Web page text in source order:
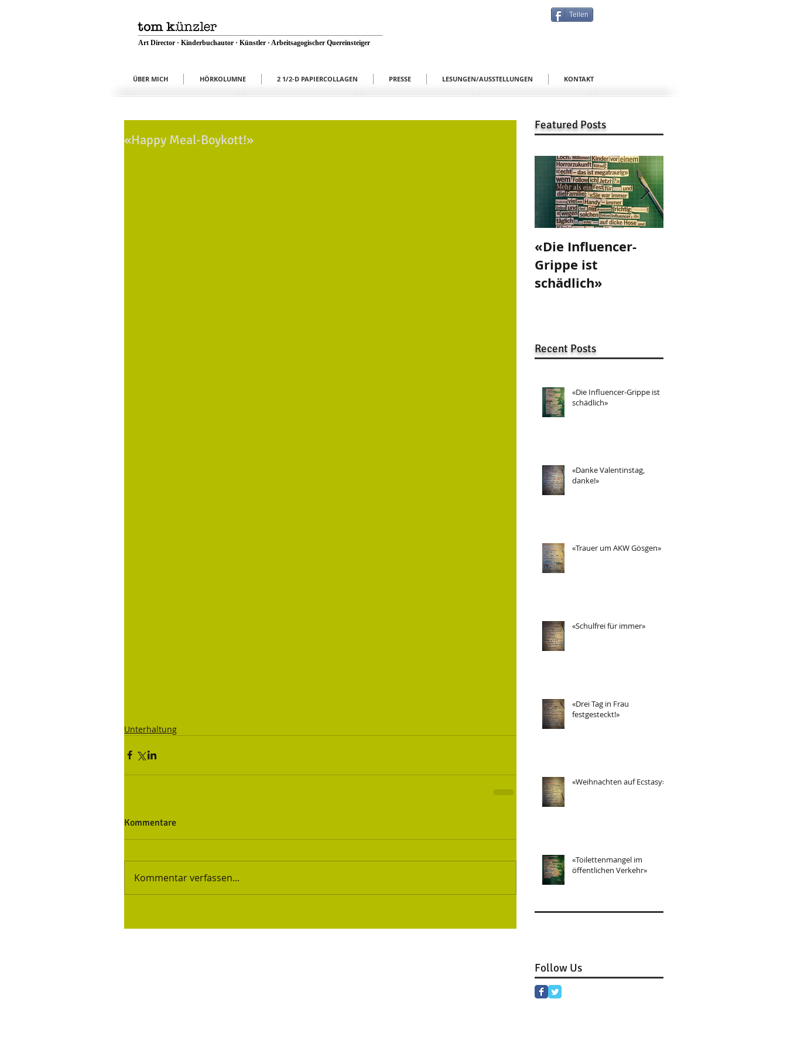
Teilen
Art Director · Kinderbuchautor · Künstler · Arbeitsagogischer Quereinsteiger
ÜBER MICH HÖRKOLUMNE 2 1/2-D PAPIERCOLLAGEN PRESSE LESUNGEN/AUSSTELLUNGEN KONTAKT
«Happy Meal-Boykott!»
Unterhaltung
Kommentare
Kommentar verfassen...
Featured Posts
«Die Influencer-
Grippe ist
schädlich»
Recent Posts
«Die Influencer-Grippe ist
schädlich»
«Danke Valentinstag,
danke!»
«Trauer um AKW Gösgen»
«Schulfrei für immer»
«Drei Tag in Frau
festgesteckt!»
«Weihnachten auf Ecstasy»
«Toilettenmangel im
öffentlichen Verkehr»
Follow Us